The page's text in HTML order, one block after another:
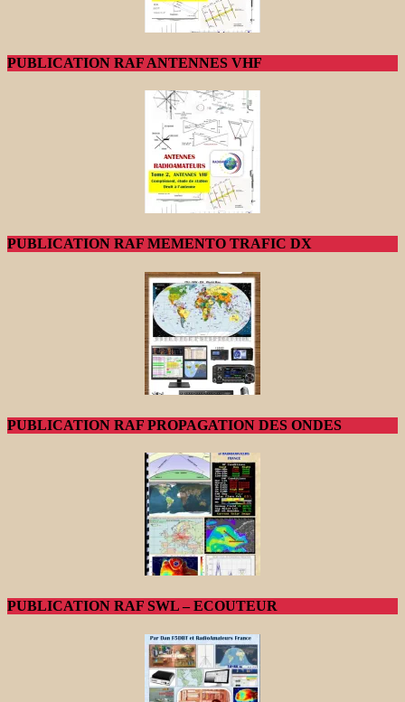
PUBLICATION RAF ANTENNES VHF
PUBLICATION RAF MEMENTO TRAFIC DX
PUBLICATION RAF PROPAGATION DES ONDES
PUBLICATION RAF SWL – ECOUTEUR